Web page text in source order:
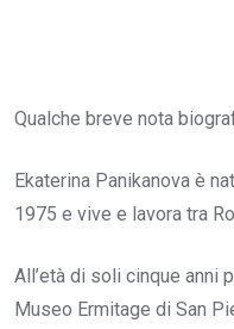
Qualche breve nota
Ekaterina Panikanova è
1975 e vive e lavora tra
All’età di soli cinque anni
Museo Ermitage di San